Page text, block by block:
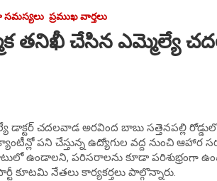
సమస్యలు ప్రముఖ వార్తలు
తనిఖీ చేసిన ఎమ్మెల్యే
డాక్టర్ చదలవాడ అరవింద బాబు సత్తెనపల్లి
పని చేస్తున్న ఉద్యోగుల వద్ద నుంచి ఆహార
ఉండాలని, పరిసరాలను కూడా పరిశుభ్రంగా
కూటమి నేతలు కార్యకర్తలు పాల్గొన్నారు.